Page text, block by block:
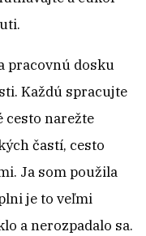
pracovnú dosku
Každú spracujte
cesto narežte
častí, cesto
Ja som použila
je to veľmi
a nerozpadalo sa.